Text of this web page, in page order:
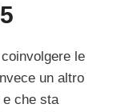
le
un altro
e che sta